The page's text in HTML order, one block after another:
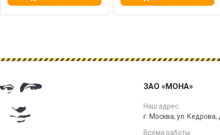
ЗАО «МОНА»
Наш адрес:
г. Москва, ул. Кедрова,
Время работы: